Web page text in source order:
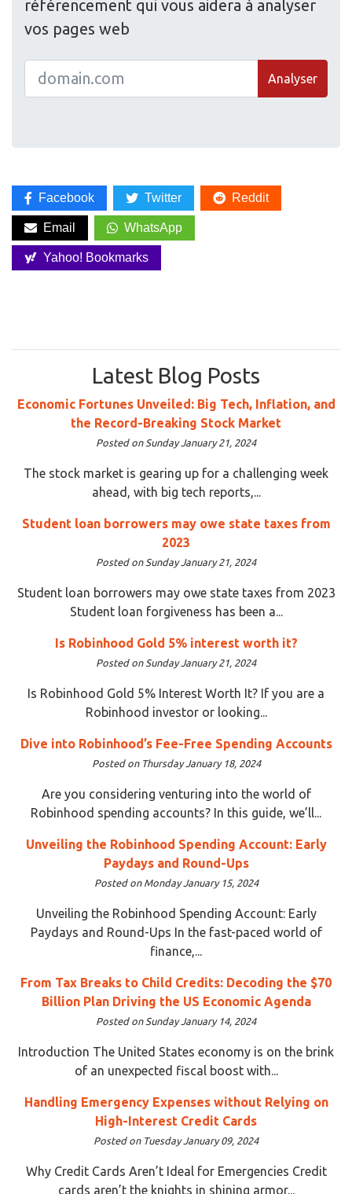
référencement qui vous aidera à analyser
vos pages web
Analyser
Facebook Twitter Reddit
Email WhatsApp
Yahoo! Bookmarks
Latest Blog Posts
Economic Fortunes Unveiled: Big Tech, Inflation, and
the Record-Breaking Stock Market
Posted on Sunday January 21, 2024
The stock market is gearing up for a challenging week
ahead, with big tech reports,...
Student loan borrowers may owe state taxes from
2023
Posted on Sunday January 21, 2024
Student loan borrowers may owe state taxes from 2023
Student loan forgiveness has been a...
Is Robinhood Gold 5% interest worth it?
Posted on Sunday January 21, 2024
Is Robinhood Gold 5% Interest Worth It? If you are a
Robinhood investor or looking...
Dive into Robinhood’s Fee-Free Spending Accounts
Posted on Thursday January 18, 2024
Are you considering venturing into the world of
Robinhood spending accounts? In this guide, we’ll...
Unveiling the Robinhood Spending Account: Early
Paydays and Round-Ups
Posted on Monday January 15, 2024
Unveiling the Robinhood Spending Account: Early
Paydays and Round-Ups In the fast-paced world of
finance,...
From Tax Breaks to Child Credits: Decoding the $70
Billion Plan Driving the US Economic Agenda
Posted on Sunday January 14, 2024
Introduction The United States economy is on the brink
of an unexpected fiscal boost with...
Handling Emergency Expenses without Relying on
High-Interest Credit Cards
Posted on Tuesday January 09, 2024
Why Credit Cards Aren’t Ideal for Emergencies Credit
cards aren’t the knights in shining armor...